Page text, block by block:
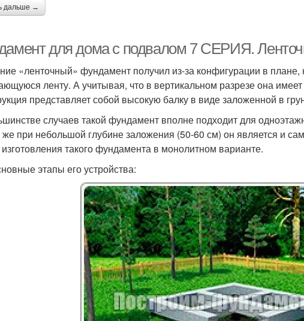
дальше →
для дома с подвалом 7 СЕРИЯ.
«ленточный» фундамент получил из-за конфигурации в
ленту. А учитывая, что в вертикальном разрезе она
представляет собой высокую балку в виде заложенной в
случаев такой фундамент вполне подходит для
же при небольшой глубине заложения (50-60 см) он является и
такого фундамента в монолитном варианте.
этапы его устройства: